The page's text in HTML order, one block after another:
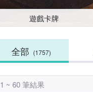
遊戲卡牌
全部 (1757)
1 ~ 60 筆結果